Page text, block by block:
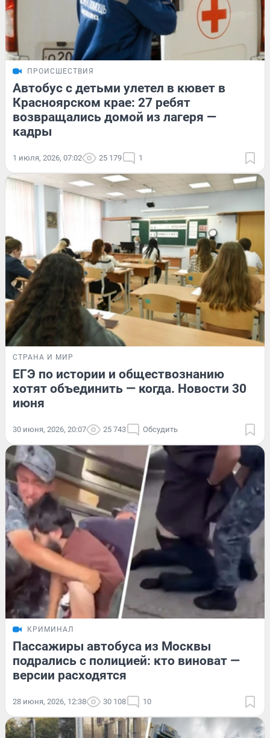
ПРОИСШЕСТВИЯ
Автобус с детьми улетел в кювет в
Красноярском крае: 27 ребят
возвращались домой из лагеря —
кадры
1 июля, 2026, 07:02 25 179 1
СТРАНА И МИР
ЕГЭ по истории и обществознанию
хотят объединить — когда. Новости 30
июня
30 июня, 2026, 20:07 25 743 Обсудить
КРИМИНАЛ
Пассажиры автобуса из Москвы
подрались с полицией: кто виноват —
версии расходятся
28 июня, 2026, 12:38 30 108 10